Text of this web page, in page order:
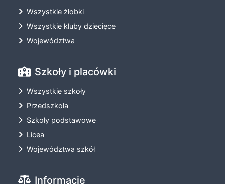
Wszystkie żłobki
Wszystkie kluby dziecięce
Województwa
Szkoły i placówki
Wszystkie szkoły
Przedszkola
Szkoły podstawowe
Licea
Województwa szkół
Informacje